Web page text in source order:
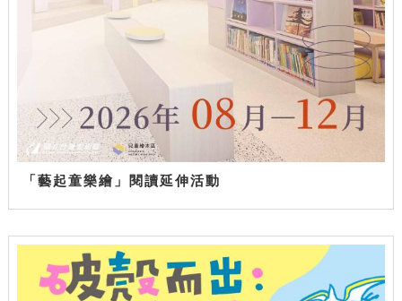
「藝起童樂繪」閱讀延伸活動